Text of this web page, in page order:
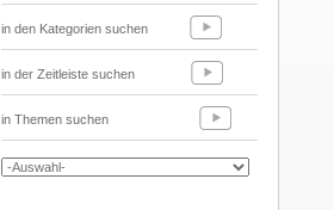
in den Kategorien suchen
in der Zeitleiste suchen
in Themen suchen